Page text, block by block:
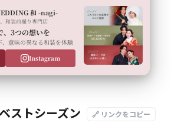
和 -nagi-
和装前撮り専門店
、3つの想いを
意味の異なる和装を体験
Instagram
ストシーズン 🔗 リンクをコピー